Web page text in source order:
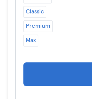
Classic
Premium
Max